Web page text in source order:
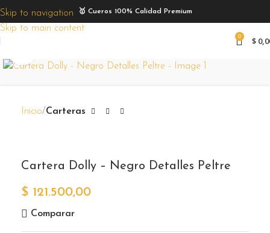
Skip to navigation
Skip to main content
🥇 Cueros 100% Calidad Premium
0 $
Inicio Carteras
Cartera Dolly – Negro Detalles Peltre
$ 121.500,00
Comparar